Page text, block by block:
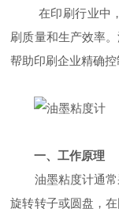
在印刷行业中，
刷质量和生产效率
帮助印刷企业精确
一、工作原理
油墨粘度计通常
旋转转子或圆盘，